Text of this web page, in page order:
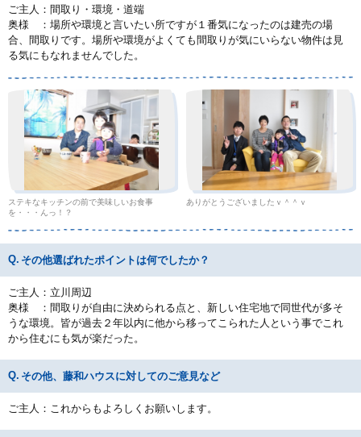
ご主人：間取り・環境・道端
奥様 ：場所や環境と言いたい所ですが１番気になったのは建売の場
合、間取りです。場所や環境がよくても間取りが気にいらない物件は見
る気にもなれませんでした。
ステキなキッチンの前で美味しいお食事
を・・・んっ！？
ありがとうございましたｖ＾＾ｖ
その他選ばれたポイントは何でしたか？
ご主人：立川周辺
奥様 ：間取りが自由に決められる点と、新しい住宅地で同世代が多そ
うな環境。皆が過去２年以内に他から移ってこられた人という事でこれ
から住むにも気が楽だった。
その他、藤和ハウスに対してのご意見など
ご主人：これからもよろしくお願いします。